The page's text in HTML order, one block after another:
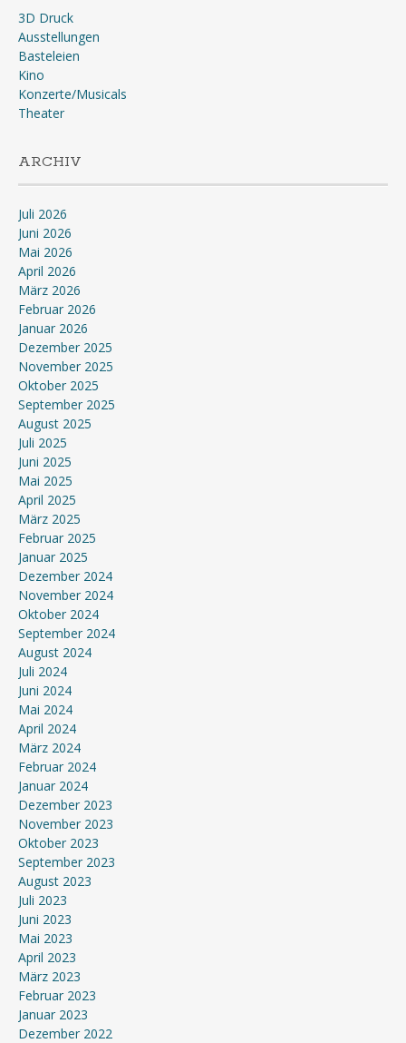
3D Druck
Ausstellungen
Basteleien
Kino
Konzerte/Musicals
Theater
ARCHIV
Juli 2026
Juni 2026
Mai 2026
April 2026
März 2026
Februar 2026
Januar 2026
Dezember 2025
November 2025
Oktober 2025
September 2025
August 2025
Juli 2025
Juni 2025
Mai 2025
April 2025
März 2025
Februar 2025
Januar 2025
Dezember 2024
November 2024
Oktober 2024
September 2024
August 2024
Juli 2024
Juni 2024
Mai 2024
April 2024
März 2024
Februar 2024
Januar 2024
Dezember 2023
November 2023
Oktober 2023
September 2023
August 2023
Juli 2023
Juni 2023
Mai 2023
April 2023
März 2023
Februar 2023
Januar 2023
Dezember 2022